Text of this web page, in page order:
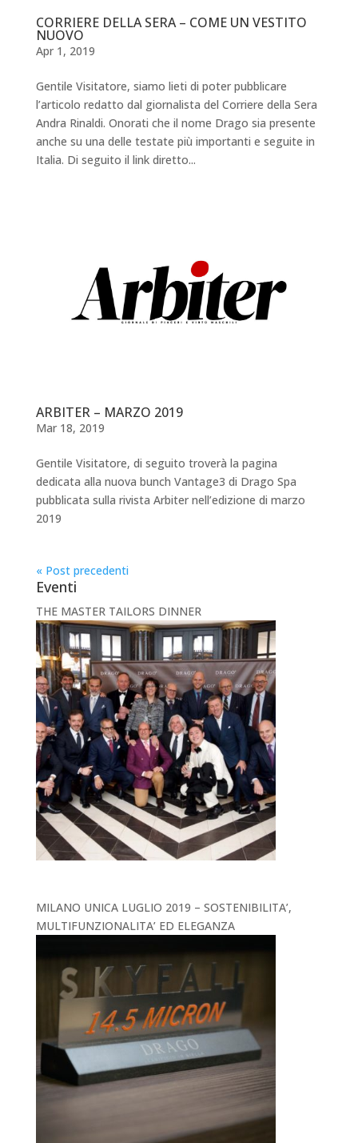
CORRIERE DELLA SERA – COME UN VESTITO
NUOVO
Apr 1, 2019
Gentile Visitatore, siamo lieti di poter pubblicare
l’articolo redatto dal giornalista del Corriere della Sera
Andra Rinaldi. Onorati che il nome Drago sia presente
anche su una delle testate più importanti e seguite in
Italia. Di seguito il link diretto...
ARBITER – MARZO 2019
Mar 18, 2019
Gentile Visitatore, di seguito troverà la pagina
dedicata alla nuova bunch Vantage3 di Drago Spa
pubblicata sulla rivista Arbiter nell’edizione di marzo
2019
« Post precedenti
Eventi
THE MASTER TAILORS DINNER
MILANO UNICA LUGLIO 2019 – SOSTENIBILITA’,
MULTIFUNZIONALITA’ ED ELEGANZA